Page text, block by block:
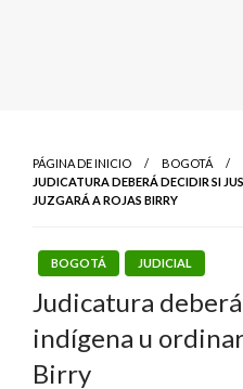
PÁGINA DE INICIO
BOGOTÁ
JUDICATURA DEBERÁ DECIDIR SI
JUZGARÁ A ROJAS BIRRY
BOGOTÁ JUDICIAL
Judicatura
indígena u
Birry